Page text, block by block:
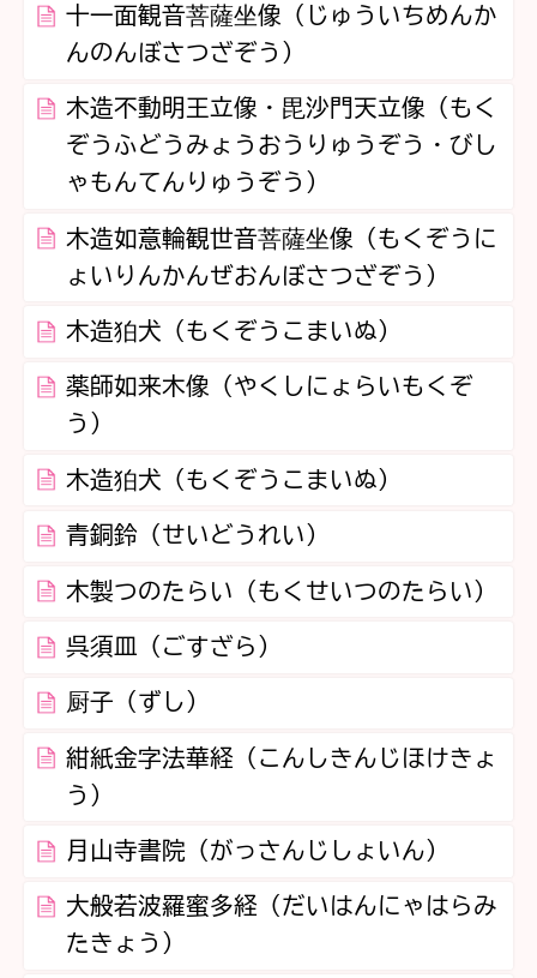
十一面観音菩薩坐像（じゅういちめんか
んのんぼさつざぞう）
木造不動明王立像・毘沙門天立像（もく
ぞうふどうみょうおうりゅうぞう・びし
ゃもんてんりゅうぞう）
木造如意輪観世音菩薩坐像（もくぞうに
ょいりんかんぜおんぼさつざぞう）
木造狛犬（もくぞうこまいぬ）
薬師如来木像（やくしにょらいもくぞ
う）
木造狛犬（もくぞうこまいぬ）
青銅鈴（せいどうれい）
木製つのたらい（もくせいつのたらい）
呉須皿（ごすざら）
厨子（ずし）
紺紙金字法華経（こんしきんじほけきょ
う）
月山寺書院（がっさんじしょいん）
大般若波羅蜜多経（だいはんにゃはらみ
たきょう）